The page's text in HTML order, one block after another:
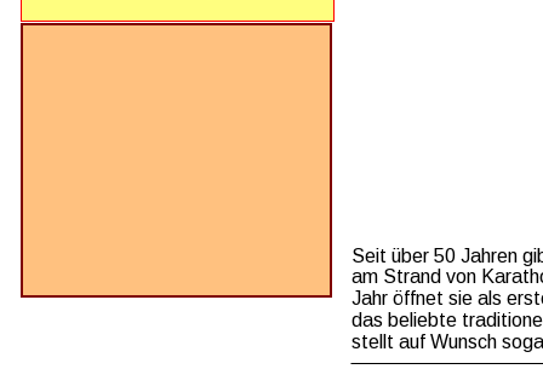
Seit über 50 Jahren
am Strand von
Jahr öffnet sie als
das beliebte
stellt auf Wunsch